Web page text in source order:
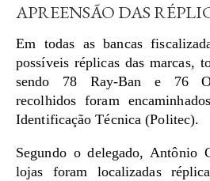
APREENSÃO DAS
Em todas as bancas
possíveis réplicas das marcas,
sendo 78 Ray-Ban e 76
recolhidos foram
Identificação Técnica (Politec).
Segundo o delegado, Antônio
lojas foram localizadas